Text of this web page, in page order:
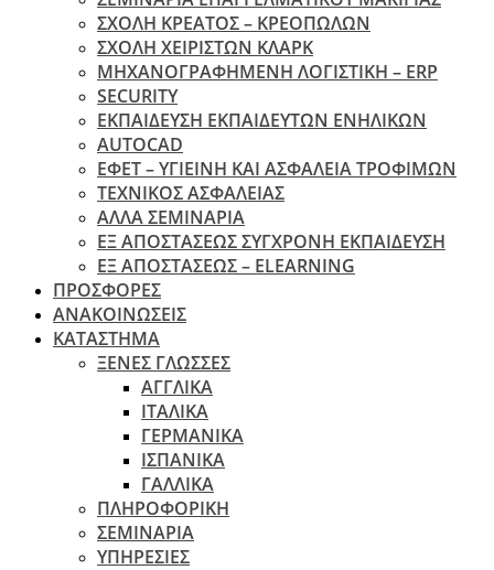
ΣΧΟΛΗ ΚΡΕΑΤΟΣ – ΚΡΕΟΠΩΛΩΝ
ΣΧΟΛΗ ΧΕΙΡΙΣΤΩΝ ΚΛΑΡΚ
ΜΗΧΑΝΟΓΡΑΦΗΜΕΝΗ ΛΟΓΙΣΤΙΚΗ – ERP
SECURITY
ΕΚΠΑΙΔΕΥΣΗ ΕΚΠΑΙΔΕΥΤΩΝ ΕΝΗΛΙΚΩΝ
ΑUTOCAD
ΕΦΕΤ – ΥΓΙΕΙΝΗ ΚΑΙ ΑΣΦΑΛΕΙΑ ΤΡΟΦΙΜΩΝ
ΤΕΧΝΙΚΟΣ ΑΣΦΑΛΕΙΑΣ
ΆΛΛΑ ΣΕΜΙΝΑΡΙΑ
EΞ ΑΠΟΣΤΑΣΕΩΣ ΣΥΓΧΡΟΝΗ ΕΚΠΑΙΔΕΥΣΗ
ΕΞ ΑΠΟΣΤΑΣΕΩΣ – ELEARNING
ΠΡΟΣΦΟΡΕΣ
ΑΝΑΚΟΙΝΩΣΕΙΣ
ΚΑΤΑΣΤΗΜΑ
ΞΕΝΕΣ ΓΛΩΣΣΕΣ
ΑΓΓΛΙΚΑ
ΙΤΑΛΙΚΑ
ΓΕΡΜΑΝΙΚΑ
ΙΣΠΑΝΙΚΑ
ΓΑΛΛΙΚΑ
ΠΛΗΡΟΦΟΡΙΚΗ
ΣΕΜΙΝΑΡΙΑ
ΥΠΗΡΕΣΙΕΣ